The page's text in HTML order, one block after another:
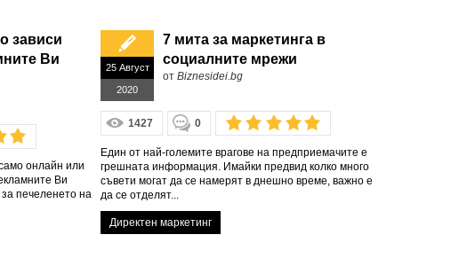
зависи
Ви
онлайн или
Ви
печеленето на
25 Август
2020
7 мита за маркетинга в
социалните мрежи
от Biznesidei.bg
1427 0
Един от най-големите врагове на предприемачите е
грешната информация. Имайки предвид колко много
съвети могат да се намерят в днешно време, важно е
да се отделят...
Директен маркетинг